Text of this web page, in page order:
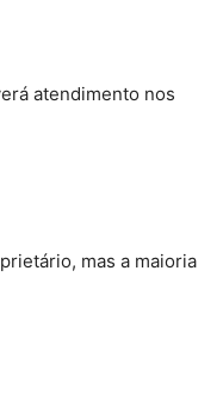
atendimento nos
mas a maioria